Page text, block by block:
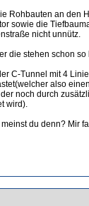
Rohbauten an den
sowie die
nicht unnütz.
die stehen schon
C-Tunnel mit 4
also einen
noch durch
wird).
du denn? Mir